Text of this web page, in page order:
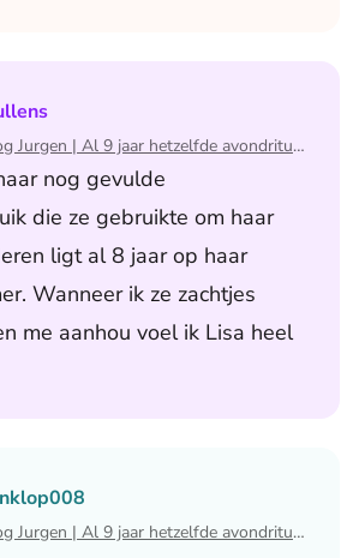
Blog Jurgen | Al 9 jaar hetzelfde avondritueel
nog gevulde
die ze gebruikte om haar
ligt al 8 jaar op haar
Wanneer ik ze zachtjes
me aanhou voel ik Lisa heel
Blog Jurgen | Al 9 jaar hetzelfde
Blog Jurgen | Al 9 jaar hetzelfde avondritueel
Blog Jurgen | Al 9 jaar hetzelfde